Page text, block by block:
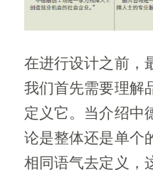
在进行设计之前，
我们首先需要理解
定义它。当介绍中
论是整体还是单个
相同语气去定义，